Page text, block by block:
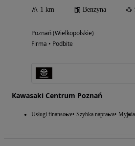
1 km Benzyna
Poznań (Wielkopolskie)
Firma • Podbite
Kawasaki Centrum Poznań
Usługi finansowe Szybka naprawa Myjnia